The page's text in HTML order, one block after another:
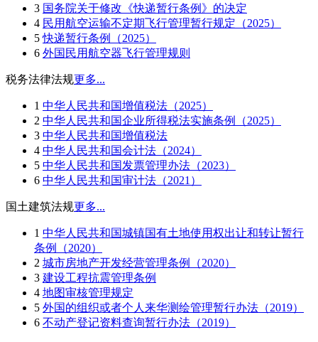
3 国务院关于修改《快递暂行条例》的决定
4 民用航空运输不定期飞行管理暂行规定（2025）
5 快递暂行条例（2025）
6 外国民用航空器飞行管理规则
税务法律法规更多...
1 中华人民共和国增值税法（2025）
2 中华人民共和国企业所得税法实施条例（2025）
3 中华人民共和国增值税法
4 中华人民共和国会计法（2024）
5 中华人民共和国发票管理办法（2023）
6 中华人民共和国审计法（2021）
国土建筑法规更多...
1 中华人民共和国城镇国有土地使用权出让和转让暂行
条例（2020）
2 城市房地产开发经营管理条例（2020）
3 建设工程抗震管理条例
4 地图审核管理规定
5 外国的组织或者个人来华测绘管理暂行办法（2019）
6 不动产登记资料查询暂行办法（2019）